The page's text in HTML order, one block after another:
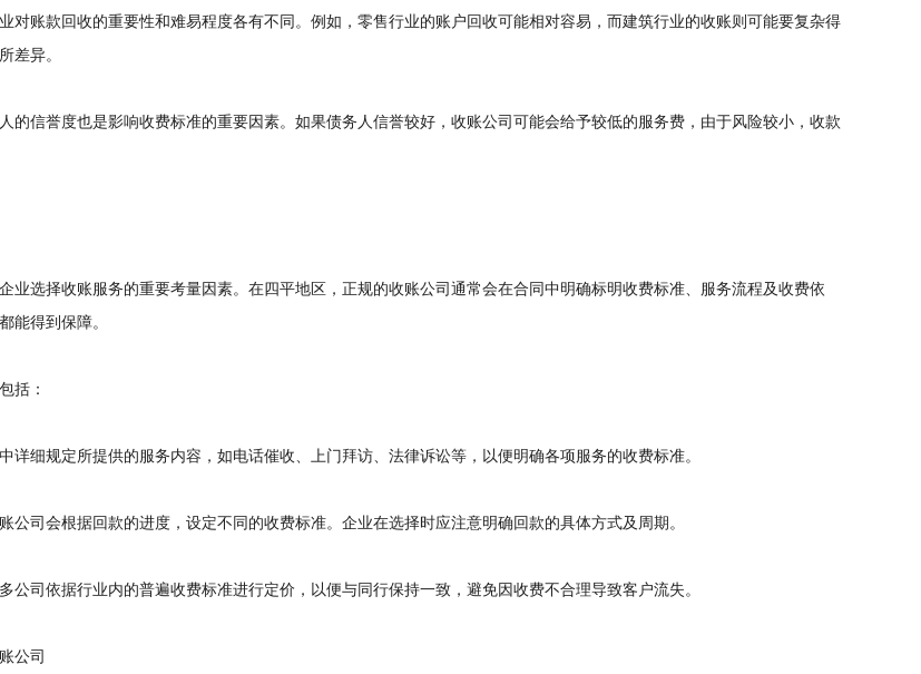
账款回收的重要性和难易程度各有不同。例如，零售行业的账户回收可能相对容易，而建筑行业的收账则可能要复杂得
差异。
信誉度也是影响收费标准的重要因素。如果债务人信誉较好，收账公司可能会给予较低的服务费，由于风险较小，收款
选择收账服务的重要考量因素。在四平地区，正规的收账公司通常会在合同中明确标明收费标准、服务流程及收费依
能得到保障。
括：
细规定所提供的服务内容，如电话催收、上门拜访、法律诉讼等，以便明确各项服务的收费标准。
司会根据回款的进度，设定不同的收费标准。企业在选择时应注意明确回款的具体方式及周期。
司依据行业内的普遍收费标准进行定价，以便与同行保持一致，避免因收费不合理导致客户流失。
公司